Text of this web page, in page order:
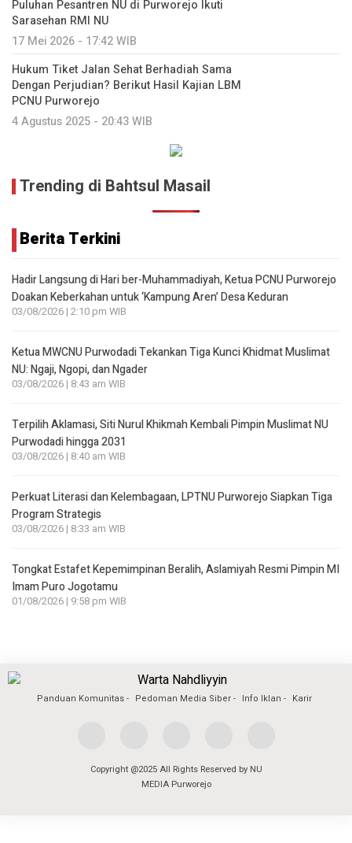
Puluhan Pesantren NU di Purworejo Ikuti
Sarasehan RMI NU
17 Mei 2026 - 17:42 WIB
Hukum Tiket Jalan Sehat Berhadiah Sama
Dengan Perjudian? Berikut Hasil Kajian LBM
PCNU Purworejo
4 Agustus 2025 - 20:43 WIB
Trending di Bahtsul Masail
Berita Terkini
Hadir Langsung di Hari ber-Muhammadiyah, Ketua PCNU Purworejo
Doakan Keberkahan untuk ‘Kampung Aren’ Desa Keduran
03/08/2026 | 2:10 pm WIB
Ketua MWCNU Purwodadi Tekankan Tiga Kunci Khidmat Muslimat
NU: Ngaji, Ngopi, dan Ngader
03/08/2026 | 8:43 am WIB
Terpilih Aklamasi, Siti Nurul Khikmah Kembali Pimpin Muslimat NU
Purwodadi hingga 2031
03/08/2026 | 8:40 am WIB
Perkuat Literasi dan Kelembagaan, LPTNU Purworejo Siapkan Tiga
Program Strategis
03/08/2026 | 8:33 am WIB
Tongkat Estafet Kepemimpinan Beralih, Aslamiyah Resmi Pimpin MI
Imam Puro Jogotamu
01/08/2026 | 9:58 pm WIB
Panduan Komunitas Pedoman Media Siber Info Iklan Karir
Copyright @2025 All Rights Reserved by NU
MEDIA Purworejo